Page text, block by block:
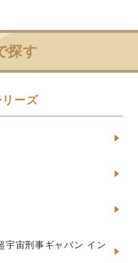
探す
ーズ
宇宙刑事ギャバン イン